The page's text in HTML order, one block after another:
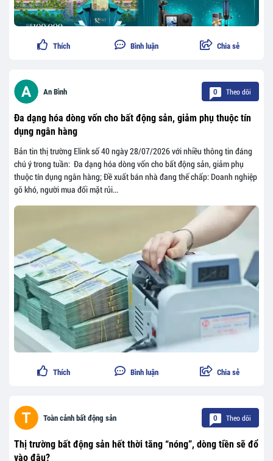
Thích Bình luận Chia sẻ
An Bình 0 Theo dõi
Đa dạng hóa dòng vốn cho bất động sản, giảm phụ thuộc tín
dụng ngân hàng
Bản tin thị trường Elink số 40 ngày 28/07/2026 với nhiều thông tin đáng
chú ý trong tuần: Đa dạng hóa dòng vốn cho bất động sản, giảm phụ
thuộc tín dụng ngân hàng; Đề xuất bán nhà đang thế chấp: Doanh nghiệp
gỡ khó, người mua đối mặt rủi...
Thích Bình luận Chia sẻ
Toàn cảnh bất động sản 0 Theo dõi
Thị trường bất động sản hết thời tăng “nóng”, dòng tiền sẽ đổ
vào đâu?